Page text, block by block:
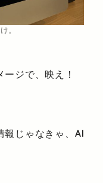
。
ジで、映え！
じゃなきゃ、 AI